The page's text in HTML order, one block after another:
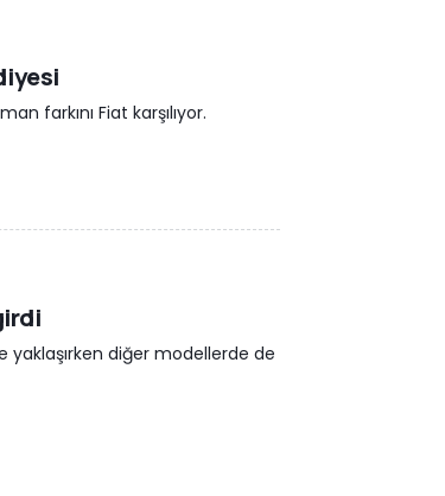
farkını Fiat karşılıyor.
yaklaşırken diğer modellerde de